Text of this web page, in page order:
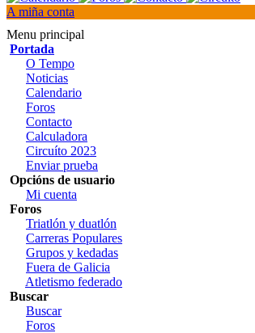
A miña conta
Menu principal
Portada
O Tempo
Noticias
Calendario
Foros
Contacto
Calculadora
Circuíto 2023
Enviar prueba
Opcións de usuario
Mi cuenta
Foros
Triatlón y duatlón
Carreras Populares
Grupos y kedadas
Fuera de Galicia
Atletismo federado
Buscar
Buscar
Foros